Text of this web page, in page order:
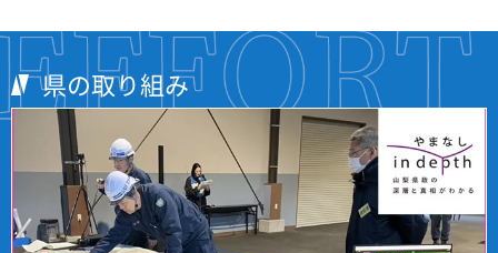
県の取り組み